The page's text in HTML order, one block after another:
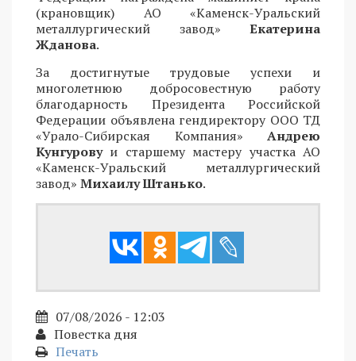
(крановщик) АО «Каменск-Уральский
металлургический завод» Екатерина
Жданова.
За достигнутые трудовые успехи и
многолетнюю добросовестную работу
благодарность Президента Российской
Федерации объявлена гендиректору ООО ТД
«Урало-Сибирская Компания» Андрею
Кунгуровуи старшему мастеру участка АО
«Каменск-Уральский металлургический
завод» Михаилу Штанько.
07/08/2026 - 12:03
Повестка дня
Печать